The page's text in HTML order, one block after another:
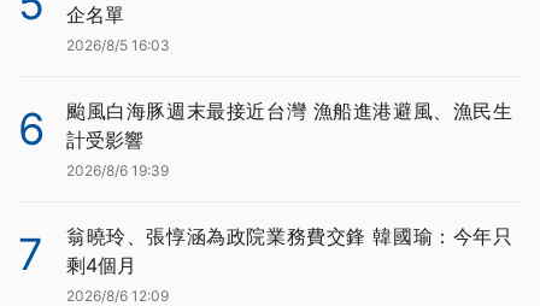
企名單
2026/8/5 16:03
6
颱風白海豚週末最接近台灣 漁船進港避風、漁民生
計受影響
2026/8/6 19:39
7
翁曉玲、張惇涵為政院業務費交鋒 韓國瑜：今年只
剩4個月
2026/8/6 12:09